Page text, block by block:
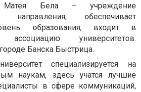
Матея Бела – учреждение
направления, обеспечивает
образования, входит в
ассоциацию университетов.
Банска Быстрица.
специализируется на
наукам, здесь учатся лучшие
в сфере коммуникаций,